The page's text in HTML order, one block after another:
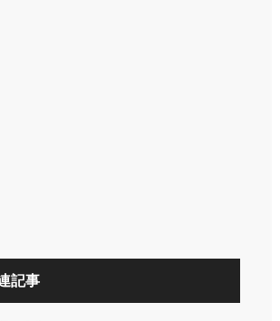
記事